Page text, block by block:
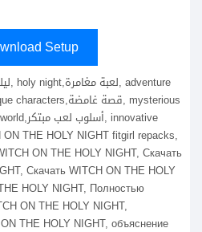
Setup
THE HOLY NIGHT fitgirl repacks,
ON THE HOLY NIGHT, Скачать
Скачать WITCH ON THE HOLY
HOLY NIGHT, Полностью
ON THE HOLY NIGHT,
THE HOLY NIGHT, объяснение